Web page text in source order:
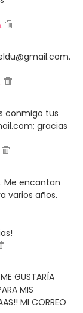
conmigo tus
gracias
Me encantan
varios años.
GUSTARÍA
MIS
MI CORREO